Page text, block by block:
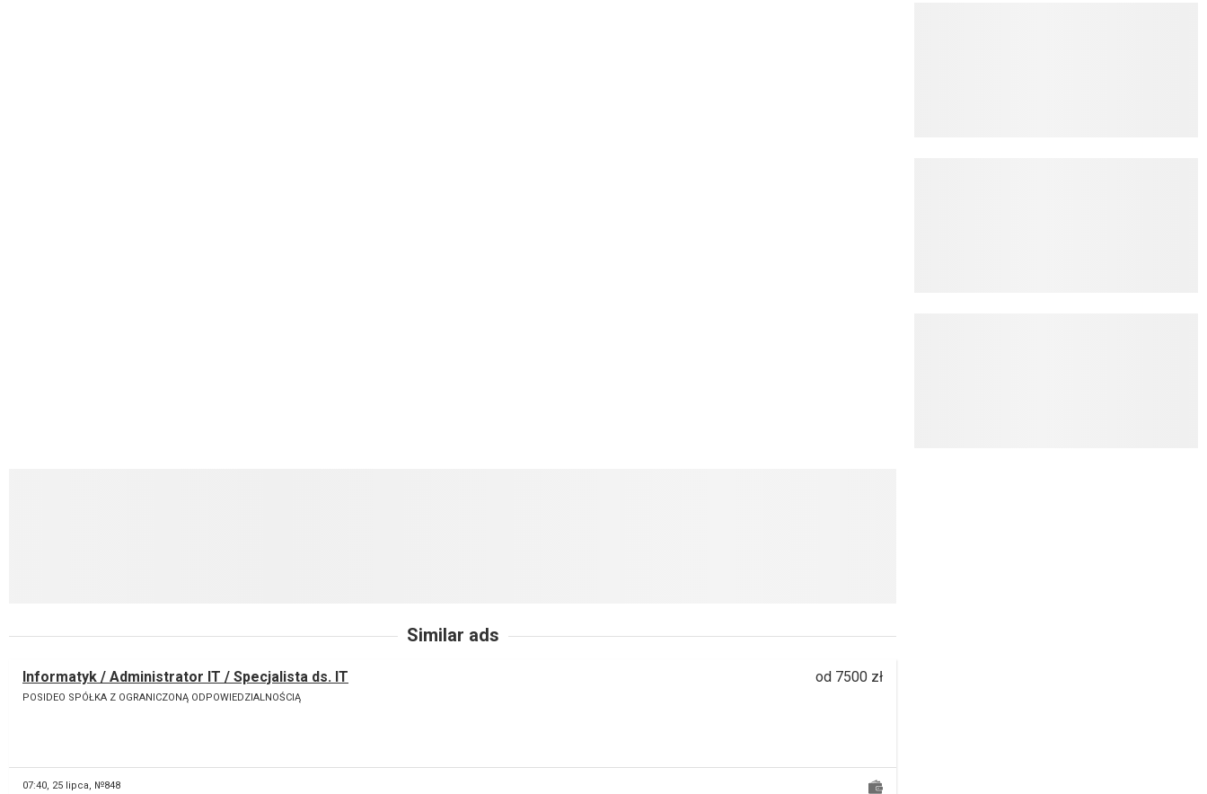
Similar ads
Informatyk / Administrator IT / Specjalista ds. IT od 7500 zł
POSIDEO SPÓŁKA Z OGRANICZONĄ ODPOWIEDZIALNOŚCIĄ
07:40, 25 lipca, №848